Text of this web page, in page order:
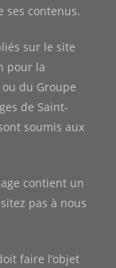
ses contenus.
sur le site
pour la
ou du Groupe
de Saint-
soumis aux
contient un
pas à nous
faire l’objet